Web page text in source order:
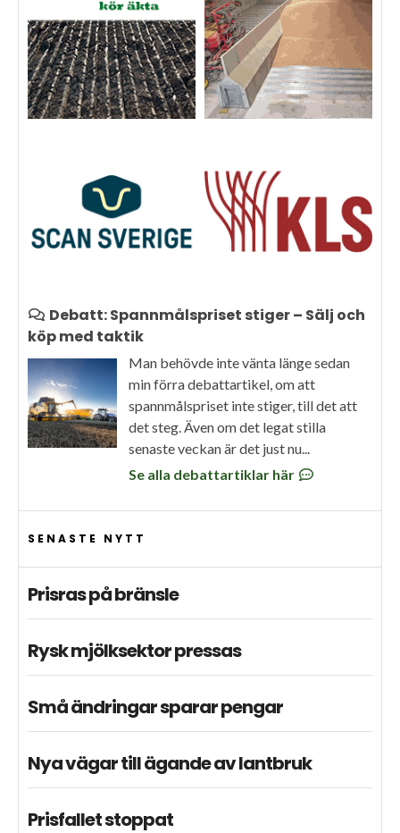
Debatt: Spannmålspriset stiger – Sälj och
köp med taktik
Man behövde inte vänta länge sedan
min förra debattartikel, om att
spannmålspriset inte stiger, till det att
det steg. Även om det legat stilla
senaste veckan är det just nu...
Se alla debattartiklar här
SENASTE NYTT
Prisras på bränsle
Rysk mjölksektor pressas
Små ändringar sparar pengar
Nya vägar till ägande av lantbruk
Prisfallet stoppat